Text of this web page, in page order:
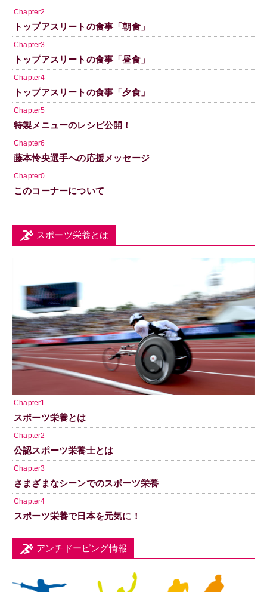
Chapter2
トップアスリートの食事「朝食」
Chapter3
トップアスリートの食事「昼食」
Chapter4
トップアスリートの食事「夕食」
Chapter5
特製メニューのレシピ公開！
Chapter6
藤本怜央選手への応援メッセージ
Chapter0
このコーナーについて
スポーツ栄養とは
Chapter1
スポーツ栄養とは
Chapter2
公認スポーツ栄養士とは
Chapter3
さまざまなシーンでのスポーツ栄養
Chapter4
スポーツ栄養で日本を元気に！
アンチドーピング情報